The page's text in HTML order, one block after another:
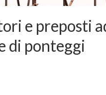
e preposti
di ponteggi